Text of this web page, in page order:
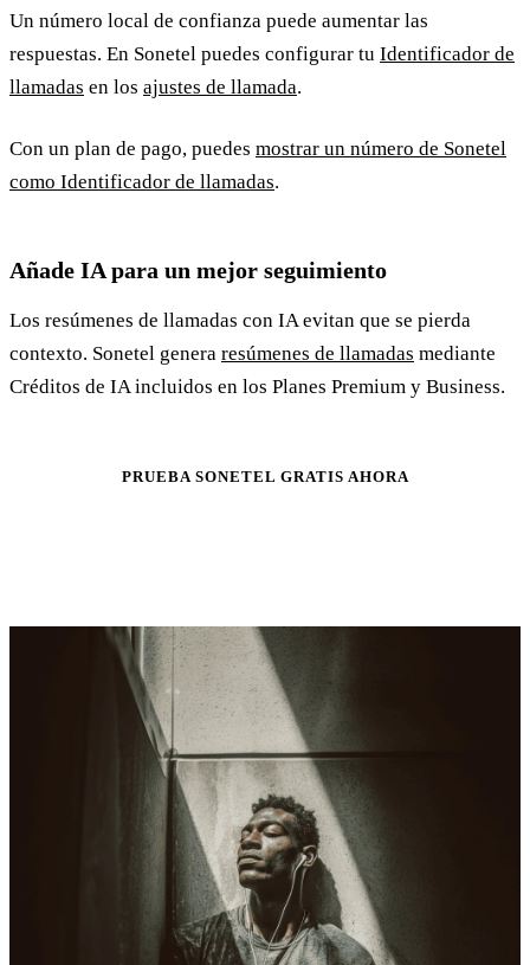
Un número local de confianza puede aumentar las
respuestas. En Sonetel puedes configurar tu Identificador de
llamadas en los ajustes de llamada.
Con un plan de pago, puedes mostrar un número de Sonetel
como Identificador de llamadas.
Añade IA para un mejor seguimiento
Los resúmenes de llamadas con IA evitan que se pierda
contexto. Sonetel genera resúmenes de llamadas mediante
Créditos de IA incluidos en los Planes Premium y Business.
PRUEBA SONETEL GRATIS AHORA